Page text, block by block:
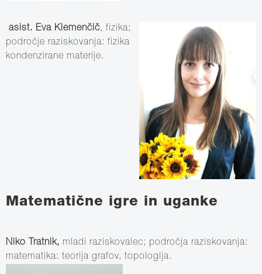
asist. Eva Klemenčič, fizika;
področje raziskovanja: fizika
kondenzirane materije.
Matematične igre in uganke
Niko Tratnik, mladi raziskovalec; področja raziskovanja:
matematika: teorija grafov, topologija.